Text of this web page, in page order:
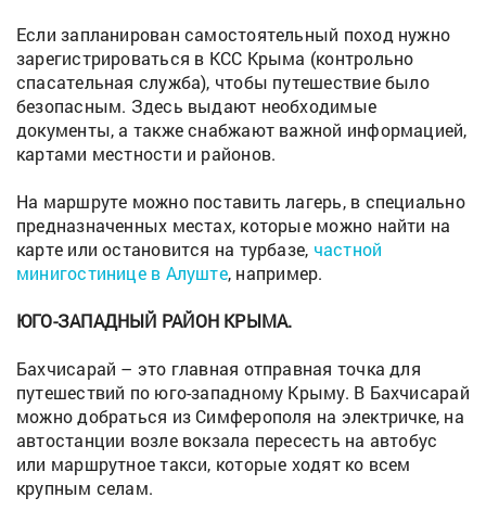
Если запланирован самостоятельный поход нужно
зарегистрироваться в КСС Крыма (контрольно
спасательная служба), чтобы путешествие было
безопасным. Здесь выдают необходимые
документы, а также снабжают важной информацией,
картами местности и районов.
На маршруте можно поставить лагерь, в специально
предназначенных местах, которые можно найти на
карте или остановится на турбазе, частной
минигостинице в Алуште, например.
ЮГО-ЗАПАДНЫЙ РАЙОН КРЫМА.
Бахчисарай – это главная отправная точка для
путешествий по юго-западному Крыму. В Бахчисарай
можно добраться из Симферополя на электричке, на
автостанции возле вокзала пересесть на автобус
или маршрутное такси, которые ходят ко всем
крупным селам.